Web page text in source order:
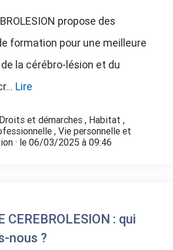
propose des
formation pour une meilleure
la cérébro-lésion et du
Lire
Droits et démarches , Habitat ,
, Vie personnelle et
· le 06/03/2025 à 09:46
CEREBROLESION : qui
nous ?